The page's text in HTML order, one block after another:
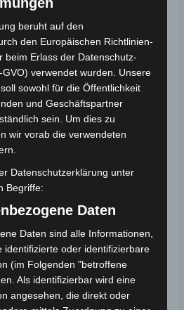
Kostenloser Versand
VSX VORDERES
ARMATURENBRETT
KUNSTSTOFF
mit
5 IN DEN WARENKORB
VSX
beruht auf den
den Europäischen Richtlinien-
beim Erlass der Datenschutz-
verwendet wurden. Unsere
sowohl für die Öffentlichkeit
und Geschäftspartner
sein. Um dies zu
wir vorab die verwendeten
Datenschutzerklärung unter
Begriffe:
Daten
Daten sind alle Informationen,
identifizierte oder identifizierbare
(im Folgenden "betroffene
Als identifizierbar wird eine
angesehen, die direkt oder